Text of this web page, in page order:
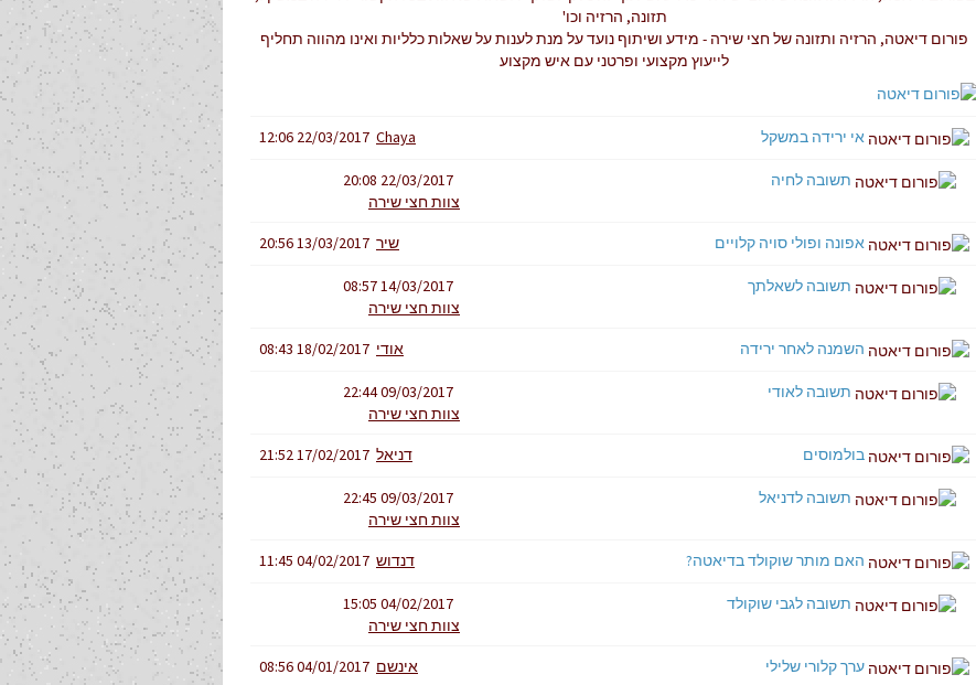
תזונה, הרזיה וכו'
פורום דיאטה, הרזיה ותזונה של חצי שירה - מידע ושיתוף נועד על מנת לענות על שאלות כלליות ואינו מהווה תחליף
לייעוץ מקצועי ופרטני עם איש מקצוע
אי ירידה במשקל Chaya
תשובה לחיה
צוות חצי שירה
אפונה ופולי סויה קלויים שיר
תשובה לשאלתך
צוות חצי שירה
השמנה לאחר ירידה אודי
תשובה לאודי
צוות חצי שירה
בולמוסים דניאל
תשובה לדניאל
צוות חצי שירה
האם מותר שוקולד בדיאטה? דנדוש
תשובה לגבי שוקולד
צוות חצי שירה
ערך קלורי שלילי אינשם